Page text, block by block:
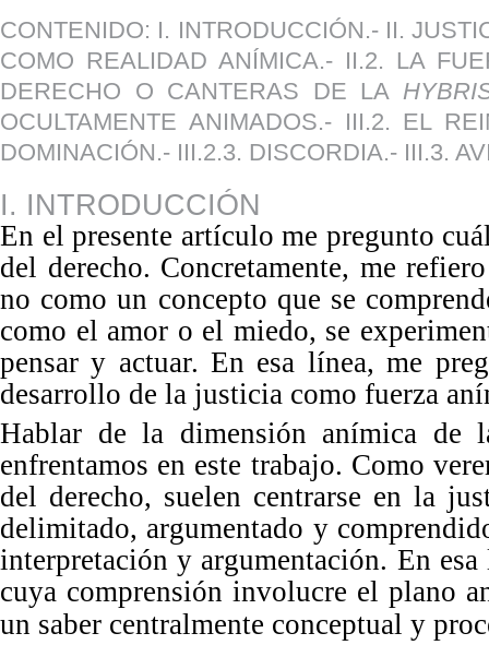
CONTENIDO: I. INTRODUCCIÓN.- II.
COMO REALIDAD ANÍMICA.- II.2. LA
DERECHO O CANTERAS DE LA
OCULTAMENTE ANIMADOS.- III.2. EL
DOMINACIÓN.- III.2.3. DISCORDIA.- III.3.
I. INTRODUCCIÓN
En el presente artículo me pregunto
del derecho. Concretamente, me
no como un concepto que se
como el amor o el miedo, se
pensar y actuar. En esa línea, me
desarrollo de la justicia como fuerza
Hablar de la dimensión anímica de
enfrentamos en este trabajo. Como
del derecho, suelen centrarse en la
delimitado, argumentado y
interpretación y argumentación. En
cuya comprensión involucre el plano
un saber centralmente conceptual y